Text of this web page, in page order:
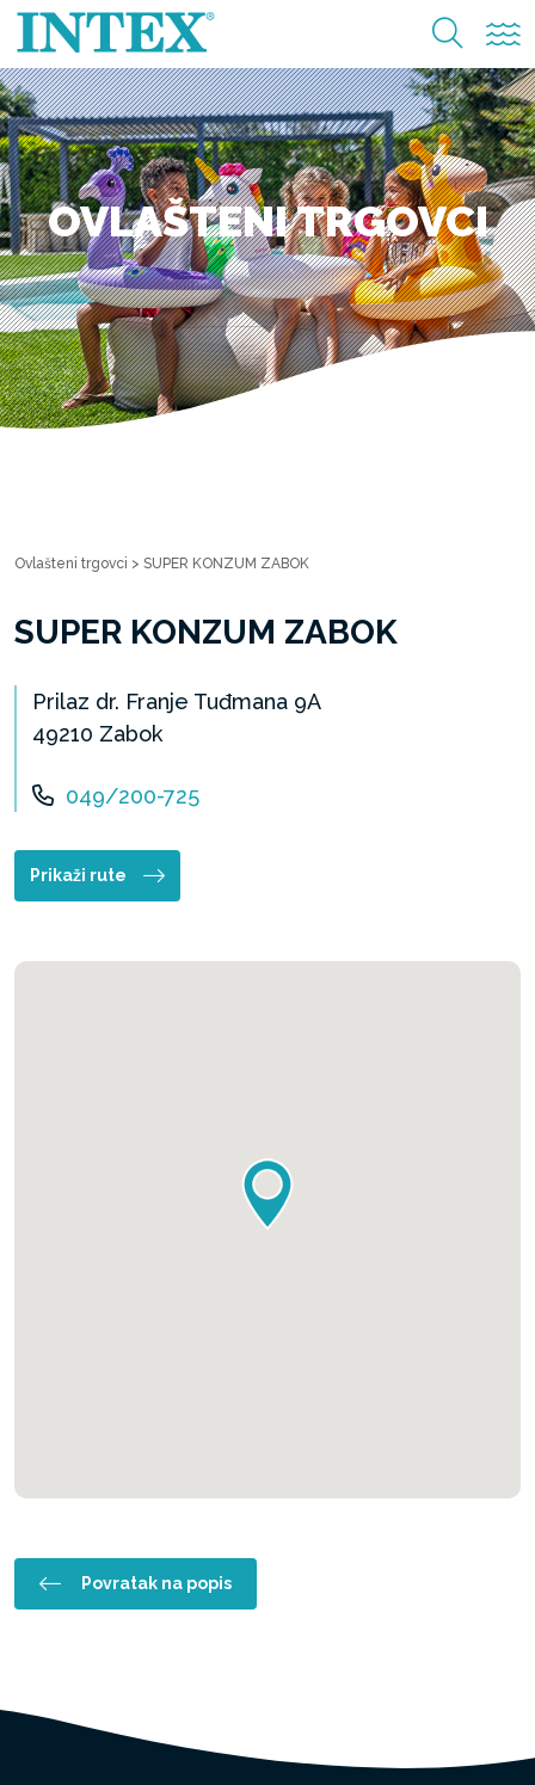
OVLAŠTENI TRGOVCI
Ovlašteni trgovci > SUPER KONZUM ZABOK
SUPER KONZUM ZABOK
Prilaz dr. Franje Tuđmana 9A
49210 Zabok
049/200-725
Prikaži rute
Povratak na popis